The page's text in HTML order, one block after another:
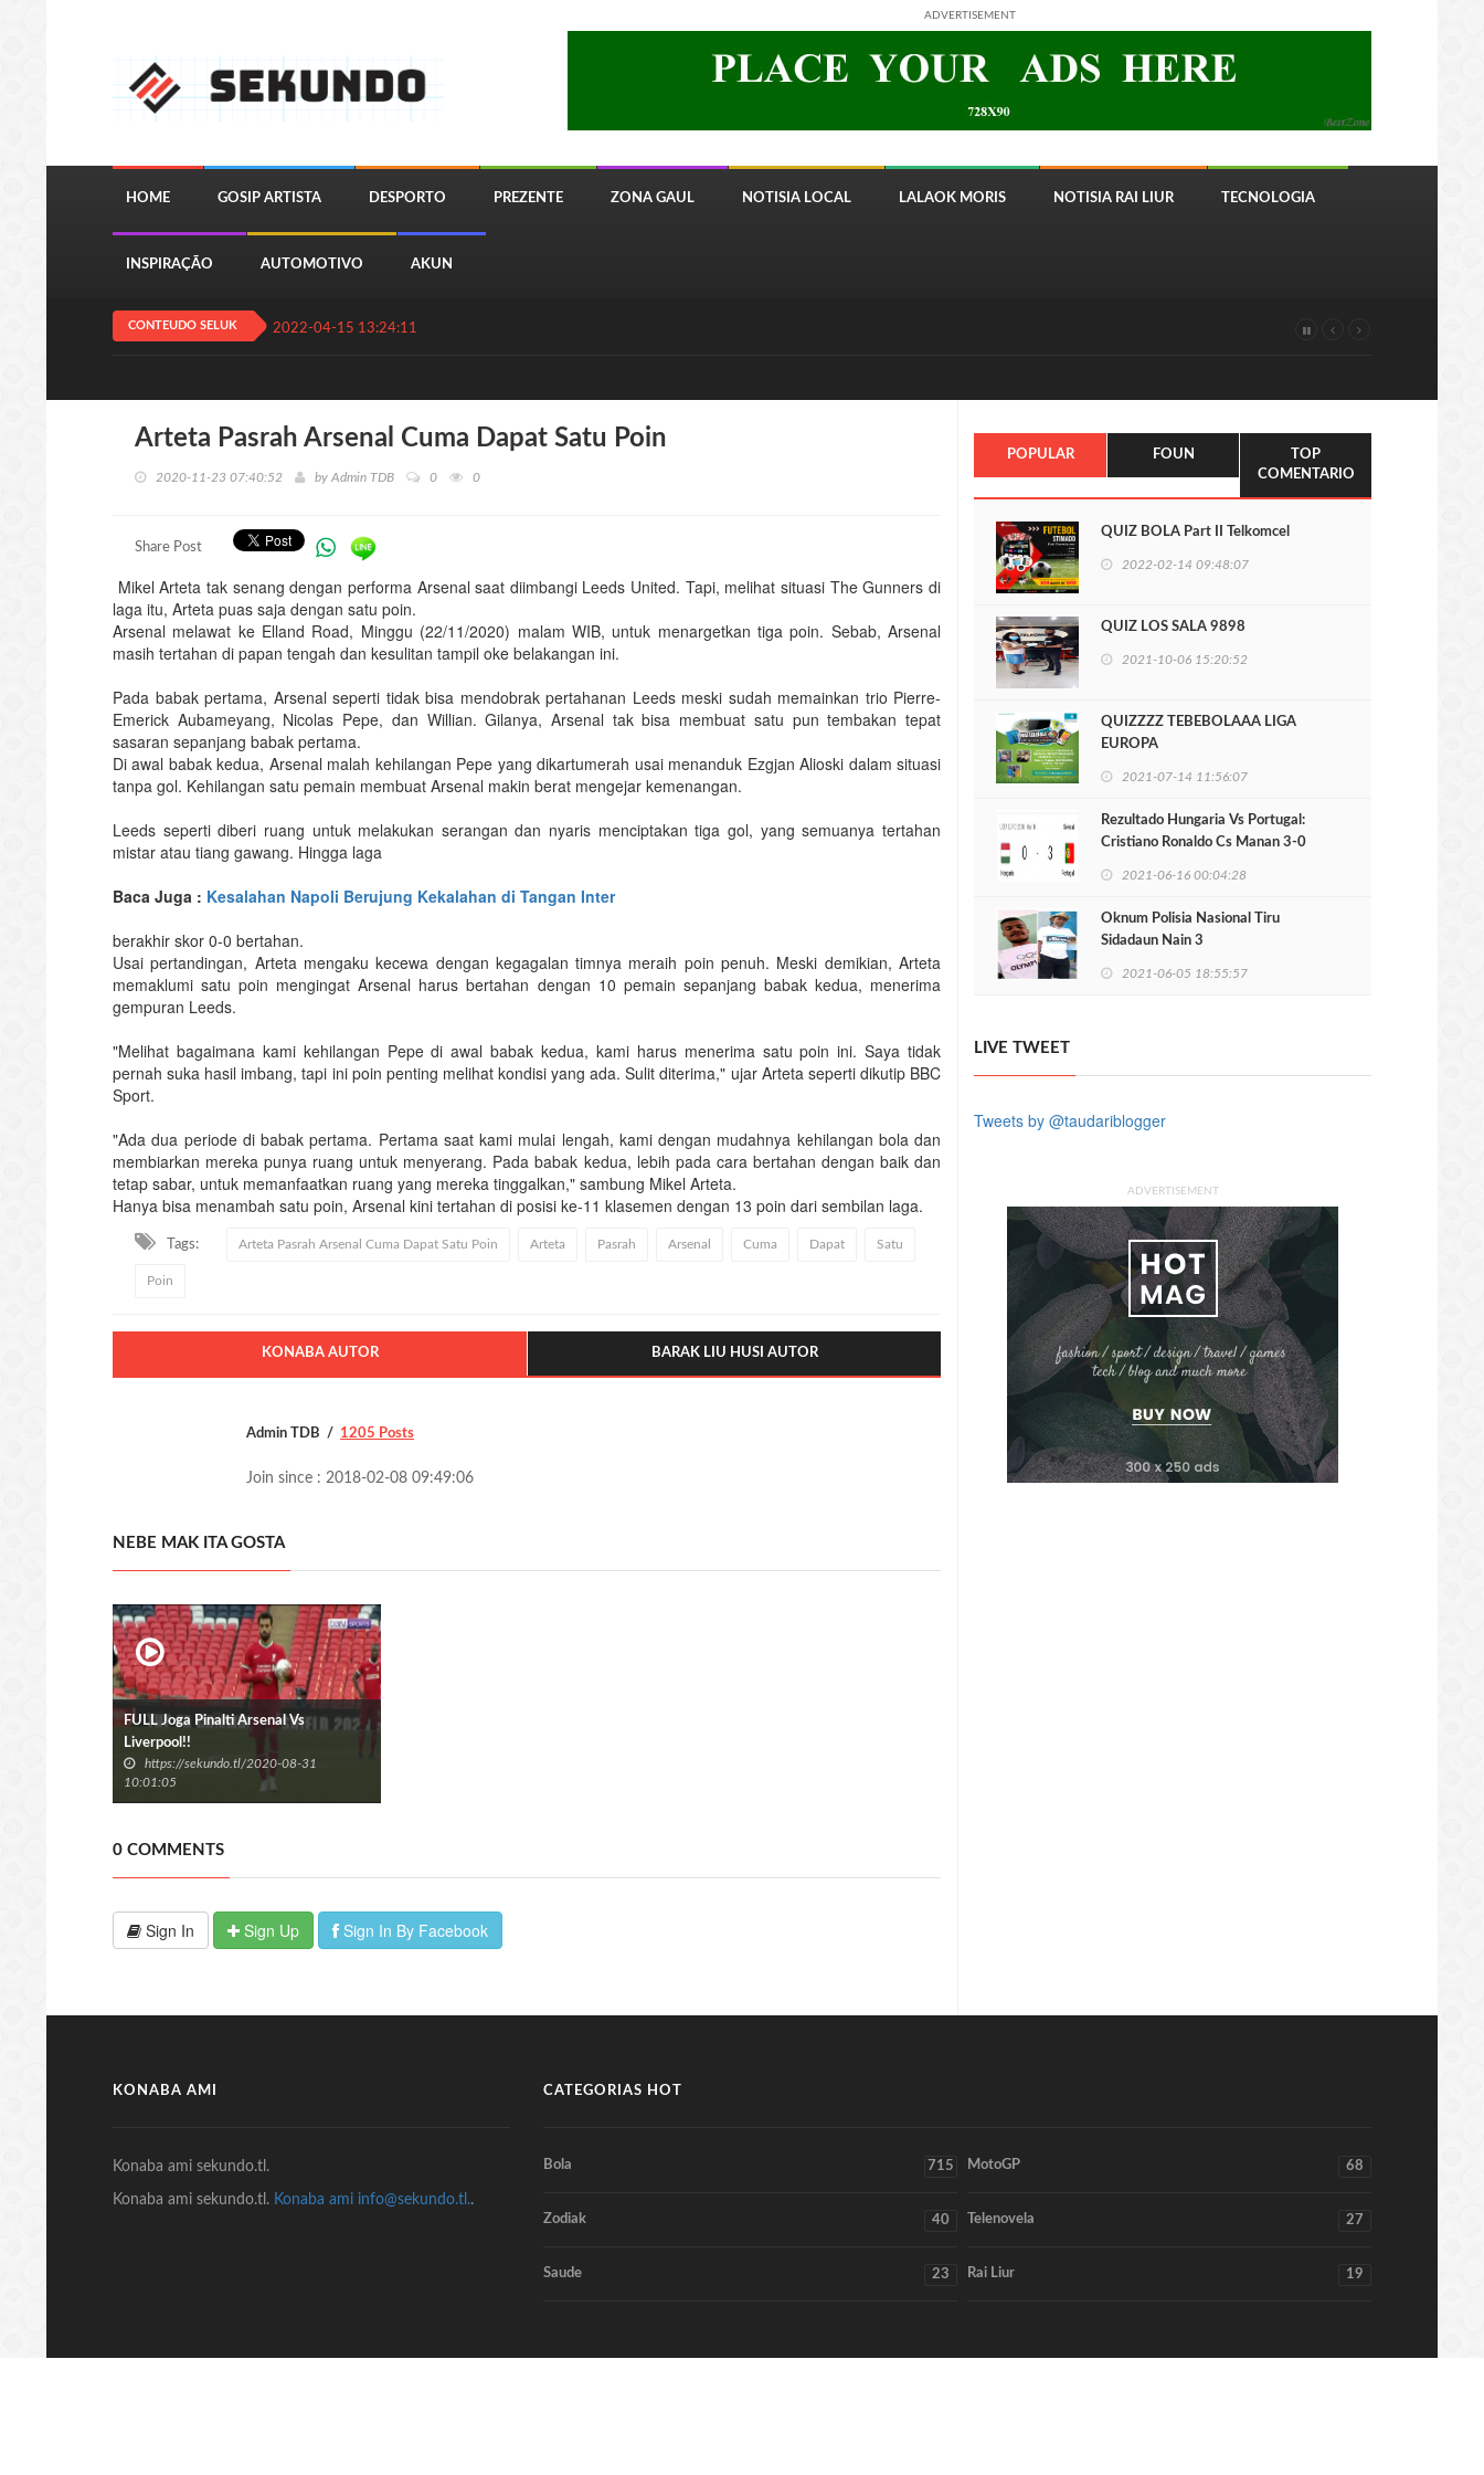
ADVERTISEMENT
HOME GOSIP ARTISTA DESPORTO PREZENTE ZONA GAUL NOTISIA LOCAL LALAOK MORIS NOTISIA RAI LIUR TECNOLOGIA
INSPIRAÇÃO AUTOMOTIVO AKUN
CONTEUDO SELUK 2022-04-15 13:24:11
Arteta Pasrah Arsenal Cuma Dapat Satu Poin
2020-11-23 07:40:52 by Admin TDB 0 0
Share Post
Mikel Arteta tak senang dengan performa Arsenal saat diimbangi Leeds United. Tapi, melihat situasi The Gunners di
laga itu, Arteta puas saja dengan satu poin.
Arsenal melawat ke Elland Road, Minggu (22/11/2020) malam WIB, untuk menargetkan tiga poin. Sebab, Arsenal
masih tertahan di papan tengah dan kesulitan tampil oke belakangan ini.
Pada babak pertama, Arsenal seperti tidak bisa mendobrak pertahanan Leeds meski sudah memainkan trio Pierre-
Emerick Aubameyang, Nicolas Pepe, dan Willian. Gilanya, Arsenal tak bisa membuat satu pun tembakan tepat
sasaran sepanjang babak pertama.
Di awal babak kedua, Arsenal malah kehilangan Pepe yang dikartumerah usai menanduk Ezgjan Alioski dalam situasi
tanpa gol. Kehilangan satu pemain membuat Arsenal makin berat mengejar kemenangan.
Leeds seperti diberi ruang untuk melakukan serangan dan nyaris menciptakan tiga gol, yang semuanya tertahan
mistar atau tiang gawang. Hingga laga
Baca Juga : Kesalahan Napoli Berujung Kekalahan di Tangan Inter
berakhir skor 0-0 bertahan.
Usai pertandingan, Arteta mengaku kecewa dengan kegagalan timnya meraih poin penuh. Meski demikian, Arteta
memaklumi satu poin mengingat Arsenal harus bertahan dengan 10 pemain sepanjang babak kedua, menerima
gempuran Leeds.
"Melihat bagaimana kami kehilangan Pepe di awal babak kedua, kami harus menerima satu poin ini. Saya tidak
pernah suka hasil imbang, tapi ini poin penting melihat kondisi yang ada. Sulit diterima," ujar Arteta seperti dikutip BBC
Sport.
"Ada dua periode di babak pertama. Pertama saat kami mulai lengah, kami dengan mudahnya kehilangan bola dan
membiarkan mereka punya ruang untuk menyerang. Pada babak kedua, lebih pada cara bertahan dengan baik dan
tetap sabar, untuk memanfaatkan ruang yang mereka tinggalkan," sambung Mikel Arteta.
Hanya bisa menambah satu poin, Arsenal kini tertahan di posisi ke-11 klasemen dengan 13 poin dari sembilan laga.
Tags: Arteta Pasrah Arsenal Cuma Dapat Satu Poin Arteta Pasrah Arsenal Cuma Dapat Satu
Poin
KONABA AUTOR BARAK LIU HUSI AUTOR
Admin TDB 1205 Posts
Join since : 2018-02-08 09:49:06
NEBE MAK ITA GOSTA
FULL Joga Pinalti Arsenal Vs
Liverpool!!
https://sekundo.tl/2020-08-31
10:01:05
0 COMMENTS
Sign In Sign Up Sign In By Facebook
POPULAR FOUN
TOP
COMENTARIO
QUIZ BOLA Part II Telkomcel
2022-02-14 09:48:07
QUIZ LOS SALA 9898
2021-10-06 15:20:52
QUIZZZZ TEBEBOLAAA LIGA
EUROPA
2021-07-14 11:56:07
Rezultado Hungaria Vs Portugal:
Cristiano Ronaldo Cs Manan 3-0
2021-06-16 00:04:28
Oknum Polisia Nasional Tiru
Sidadaun Nain 3
2021-06-05 18:55:57
LIVE TWEET
Tweets by @taudariblogger
ADVERTISEMENT
KONABA AMI
Konaba ami sekundo.tl.
Konaba ami sekundo.tl. Konaba ami info@sekundo.tl..
CATEGORIAS HOT
Bola 715 MotoGP 68
Zodiak 40 Telenovela 27
Saude 23 Rai Liur 19